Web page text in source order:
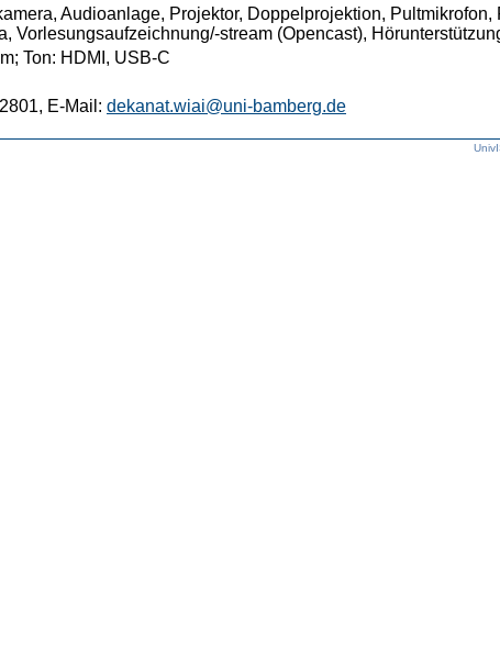
Audioanlage, Projektor, Doppelprojektion, Pultmikrofon,
Vorlesungsaufzeichnung/-stream (Opencast),
Ton: HDMI, USB-C
E-Mail: dekanat.wiai@uni-bamberg.de